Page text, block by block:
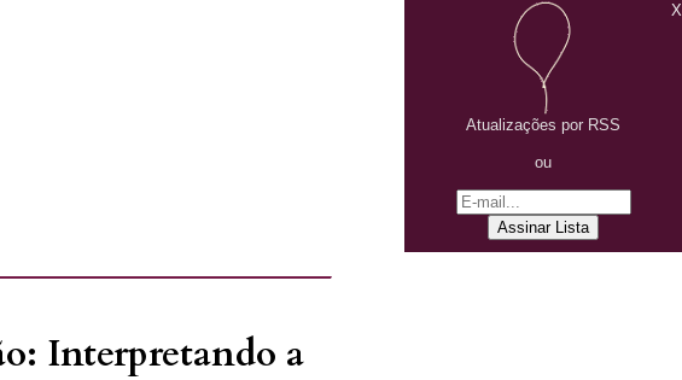
Atualizações por RSS
ou
X
Interpretando a